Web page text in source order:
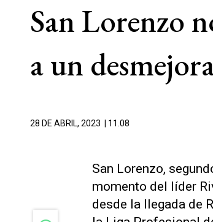
San Lorenzo
a un
28 DE ABRIL, 2023 | 11.08
San Lorenzo,
momento del líder
desde la llegada de